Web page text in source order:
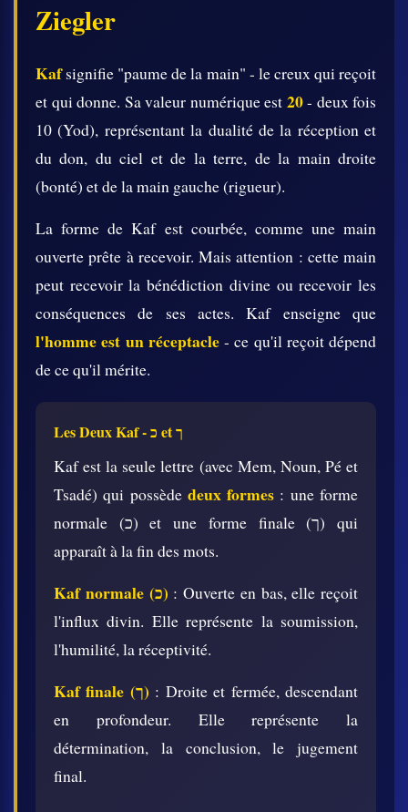
Ziegler
Kafsignifie "paume de la main" - le creux qui reçoit
et qui donne. Sa valeur numérique est 20- deux fois
10 (Yod), représentant la dualité de la réception et
du don, du ciel et de la terre, de la main droite
(bonté) et de la main gauche (rigueur).
La forme de Kaf est courbée, comme une main
ouverte prête à recevoir. Mais attention : cette main
peut recevoir la bénédiction divine ou recevoir les
conséquences de ses actes. Kaf enseigne que
l'homme est un réceptacle- ce qu'il reçoit dépend
de ce qu'il mérite.
Les Deux Kaf - כ et ך
Kaf est la seule lettre (avec Mem, Noun, Pé et
Tsadé) qui possède deux formes : une forme
normale (כ) et une forme finale (ך) qui
apparaît à la fin des mots.
Kaf normale (כ) : Ouverte en bas, elle reçoit
l'influx divin. Elle représente la soumission,
l'humilité, la réceptivité.
Kaf finale (ך) : Droite et fermée, descendant
en profondeur. Elle représente la
détermination, la conclusion, le jugement
final.